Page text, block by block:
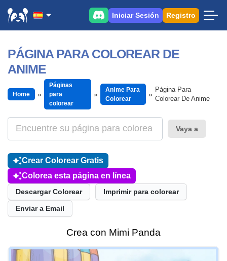
Iniciar Sesión Registro
PÁGINA PARA COLOREAR DE
ANIME
Home
Páginas
para
colorear
Anime Para
Colorear
Página Para
Colorear De Anime
Vaya a
Crear Colorear Gratis
Colorea esta página en línea
Descargar Colorear Imprimir para colorear
Enviar a Email
Crea con Mimi Panda